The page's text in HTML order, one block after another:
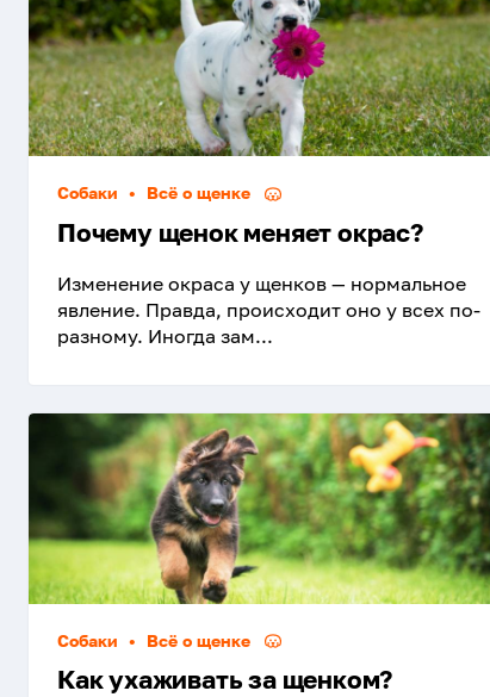
Собаки • Всё о щенке
Почему щенок меняет окрас?
Изменение окраса у щенков — нормальное
явление. Правда, происходит оно у всех по-
разному. Иногда зам...
Собаки • Всё о щенке
Как ухаживать за щенком?